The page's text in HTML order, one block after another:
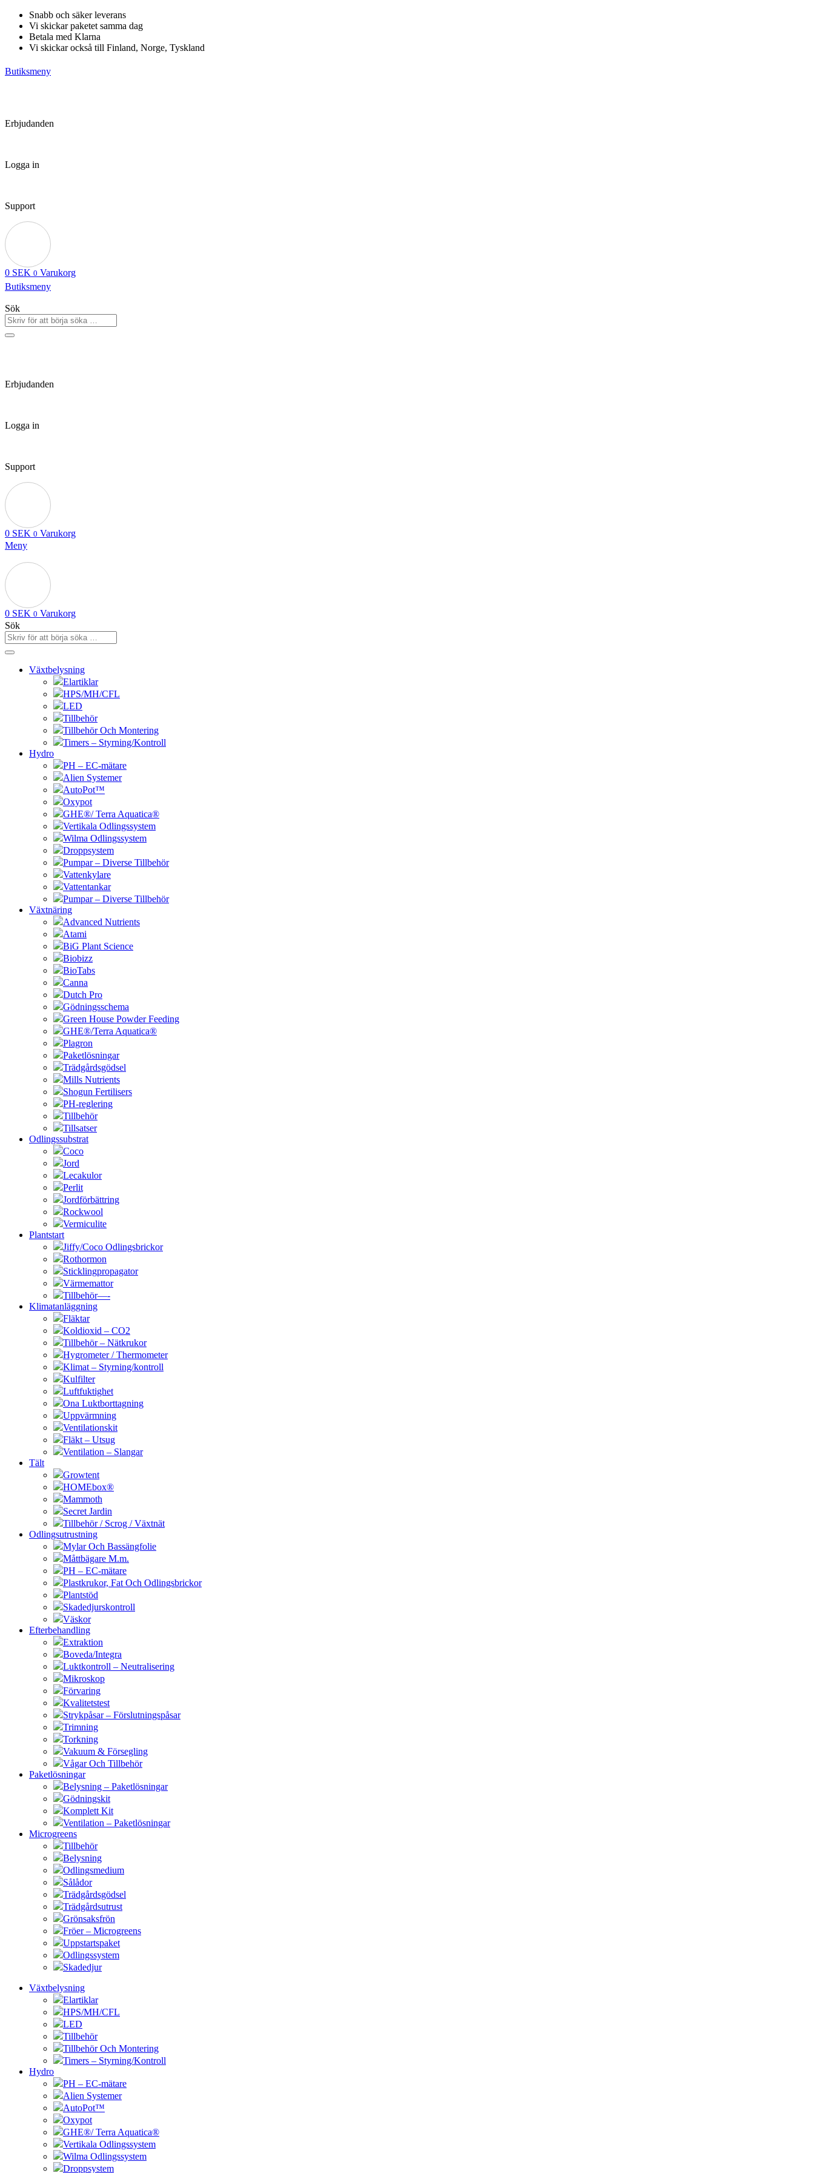
Hoppa
innehåll
Snabb och säker leverans
Vi skickar paketet samma dag
Betala med Klarna
Vi skickar också till Finland, Norge, Tyskland
Butiksmeny
Erbjudanden
Logga in
Support
0 SEK 0 Varukorg
Butiksmeny
Sök
Erbjudanden
Logga in
Support
0 SEK 0 Varukorg
Meny
0 SEK 0 Varukorg
Sök
Växtbelysning
Elartiklar
HPS/MH/CFL
LED
Tillbehör
Tillbehör Och Montering
Timers – Styrning/Kontroll
Hydro
PH – EC-mätare
Alien Systemer
AutoPot™
Oxypot
GHE®/ Terra Aquatica®
Vertikala Odlingssystem
Wilma Odlingssystem
Droppsystem
Pumpar – Diverse Tillbehör
Vattenkylare
Vattentankar
Pumpar – Diverse Tillbehör
Växtnäring
Advanced Nutrients
Atami
BiG Plant Science
Biobizz
BioTabs
Canna
Dutch Pro
Gödningsschema
Green House Powder Feeding
GHE®/Terra Aquatica®
Plagron
Paketlösningar
Trädgårdsgödsel
Mills Nutrients
Shogun Fertilisers
PH-reglering
Tillbehör
Tillsatser
Odlingssubstrat
Coco
Jord
Lecakulor
Perlit
Jordförbättring
Rockwool
Vermiculite
Plantstart
Jiffy/Coco Odlingsbrickor
Rothormon
Sticklingpropagator
Värmemattor
Tillbehör—-
Klimatanläggning
Fläktar
Koldioxid – CO2
Tillbehör – Nätkrukor
Hygrometer / Thermometer
Klimat – Styrning/kontroll
Kulfilter
Luftfuktighet
Ona Luktborttagning
Uppvärmning
Ventilationskit
Fläkt – Utsug
Ventilation – Slangar
Tält
Growtent
HOMEbox®
Mammoth
Secret Jardin
Tillbehör / Scrog / Växtnät
Odlingsutrustning
Mylar Och Bassängfolie
Måttbägare M.m.
PH – EC-mätare
Plastkrukor, Fat Och Odlingsbrickor
Plantstöd
Skadedjurskontroll
Väskor
Efterbehandling
Extraktion
Boveda/Integra
Luktkontroll – Neutralisering
Mikroskop
Förvaring
Kvalitetstest
Strykpåsar – Förslutningspåsar
Trimning
Torkning
Vakuum & Försegling
Vågar Och Tillbehör
Paketlösningar
Belysning – Paketlösningar
Gödningskit
Komplett Kit
Ventilation – Paketlösningar
Microgreens
Tillbehör
Belysning
Odlingsmedium
Sålådor
Trädgårdsgödsel
Trädgårdsutrust
Grönsaksfrön
Fröer – Microgreens
Uppstartspaket
Odlingssystem
Skadedjur
Växtbelysning
Elartiklar
HPS/MH/CFL
LED
Tillbehör
Tillbehör Och Montering
Timers – Styrning/Kontroll
Hydro
PH – EC-mätare
Alien Systemer
AutoPot™
Oxypot
GHE®/ Terra Aquatica®
Vertikala Odlingssystem
Wilma Odlingssystem
Droppsystem